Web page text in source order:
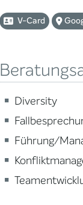
V-Card
Diversity
Führung/